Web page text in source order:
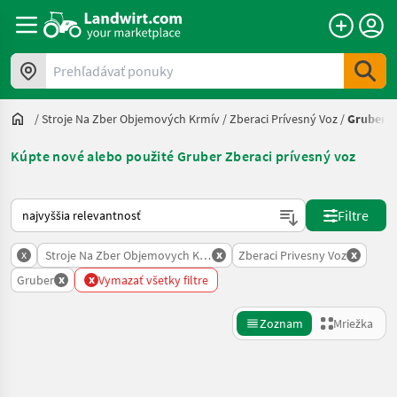
Prehľadávať ponuky
/Stroje Na Zber Objemových Krmív /Zberaci Prívesný Voz /Gruber
Kúpte nové alebo použité Gruber Zberaci prívesný voz
Takto sa vykonáva triedenie na Landwirt.com
Filtre
x Stroje Na Zber Objemovych Krmiv
x Zberaci Privesny Voz x
Gruber x x Vymazať všetky filtre
Zoznam Mriežka